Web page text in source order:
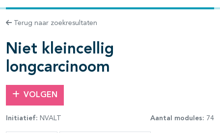
Terug naar zoekresultaten
Niet kleincellig
longcarcinoom
VOLGEN
Initiatief: NVALT Aantal modules: 74
binnen deze richtlijn